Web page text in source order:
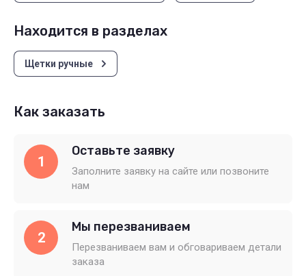
Находится в разделах
Щетки ручные
Как заказать
1
Оставьте заявку
Заполните заявку на сайте или позвоните
нам
2
Мы перезваниваем
Перезваниваем вам и обговариваем детали
заказа